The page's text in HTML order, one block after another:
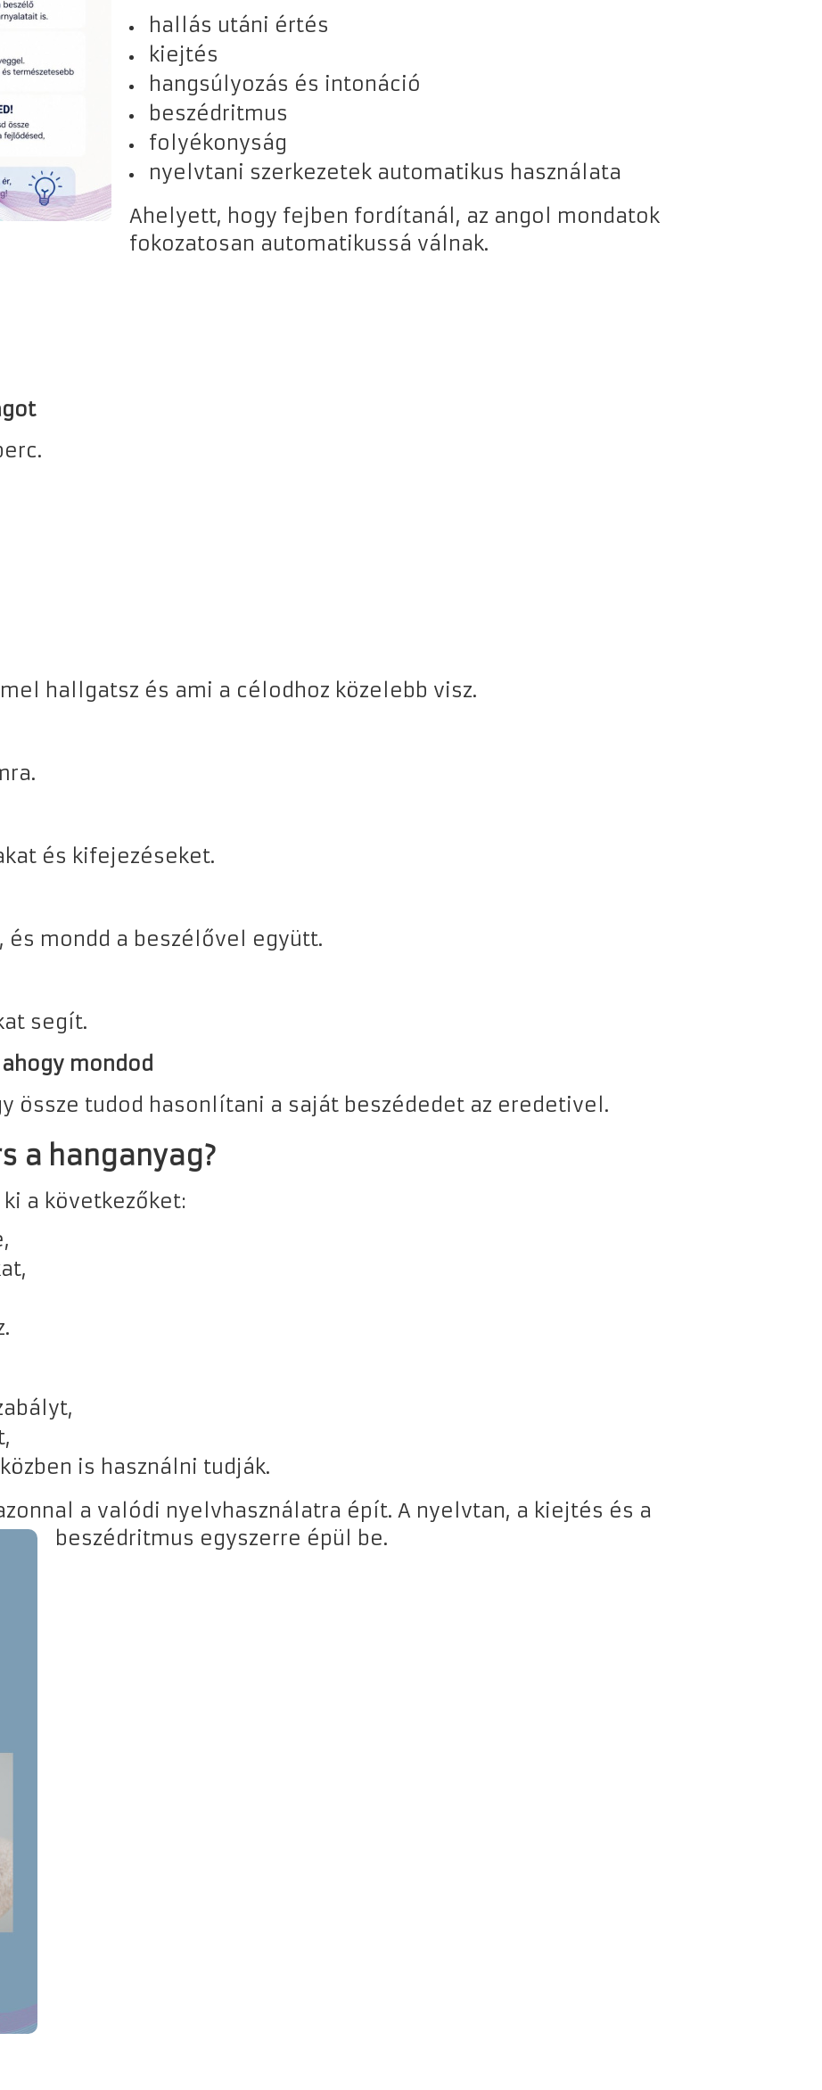
hallás utáni értés
kiejtés
hangsúlyozás és intonáció
beszédritmus
folyékonyság
nyelvtani szerkezetek automatikus használata
Ahelyett, hogy fejben fordítanál, az angol mondatok
fokozatosan automatikussá válnak.
hallgatsz és ami a célodhoz közelebb visz.
és kifejezéseket.
mondd a beszélővel együtt.
segít.
mondod
össze tudod hasonlítani a saját beszédedet az eredetivel.
a hanganyag?
a következőket:
is használni tudják.
a valódi nyelvhasználatra épít. A nyelvtan, a kiejtés és a
beszédritmus egyszerre épül be.